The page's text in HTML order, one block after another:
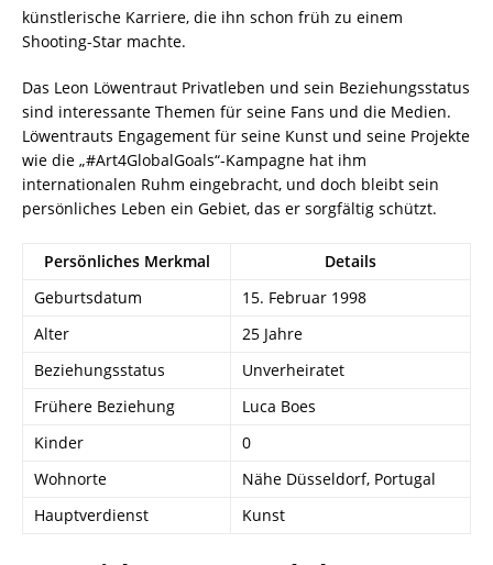
künstlerische Karriere, die ihn schon früh zu einem
Shooting-Star machte.
Das Leon Löwentraut Privatleben und sein Beziehungsstatus
sind interessante Themen für seine Fans und die Medien.
Löwentrauts Engagement für seine Kunst und seine Projekte
wie die „#Art4GlobalGoals“-Kampagne hat ihm
internationalen Ruhm eingebracht, und doch bleibt sein
persönliches Leben ein Gebiet, das er sorgfältig schützt.
Persönliches Merkmal
Details
Geburtsdatum
15. Februar 1998
Alter
25 Jahre
Beziehungsstatus
Unverheiratet
Frühere Beziehung
Luca Boes
Kinder
0
Wohnorte
Nähe Düsseldorf, Portugal
Hauptverdienst
Kunst